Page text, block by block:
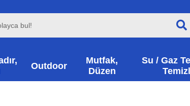
Outdoor
Mutfak,
Düzen
Su / Gaz